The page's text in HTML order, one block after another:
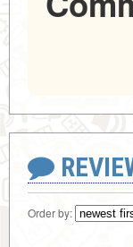
Order by: